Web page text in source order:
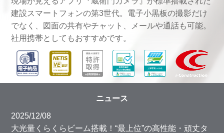
建設スマートフォンの第3世代。電子小黒板の撮影だけ
でなく、図面の共有やチャット、メールや通話も可能。
社用携帯としてもおすすめです。
ニュース
2025/12/08
大光量くらくらビーム搭載！“最上位”の高性能・頑丈タ